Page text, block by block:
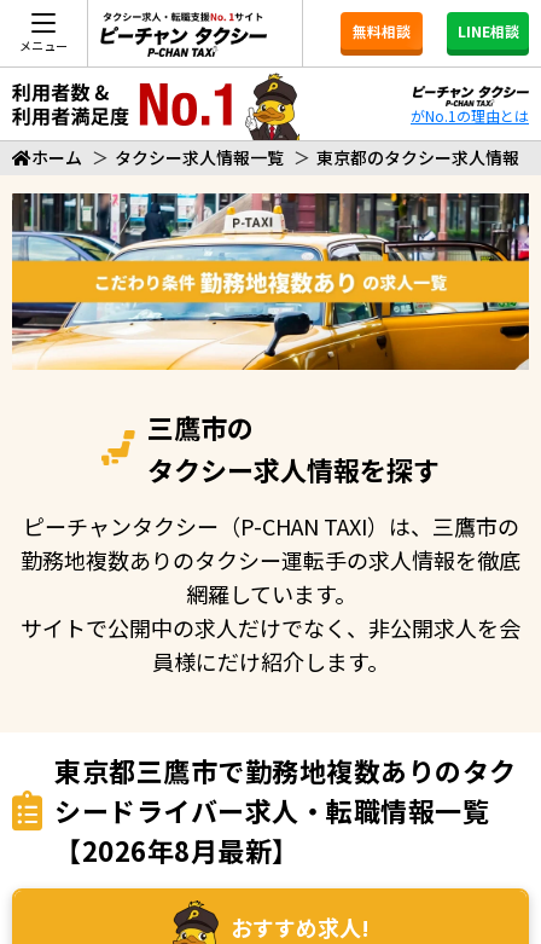
メニュー
無料相談 LINE相談
がNo.1の理由とは
ホーム ＞ タクシー求人情報一覧 ＞ 東京都のタクシー求人情報
三鷹市の
タクシー求人情報を探す
ピーチャンタクシー（P-CHAN TAXI）は、三鷹市の
勤務地複数ありのタクシー運転手の求人情報を徹底
網羅しています。
サイトで公開中の求人だけでなく、非公開求人を会
員様にだけ紹介します。
東京都三鷹市で勤務地複数ありのタク
シードライバー求人・転職情報一覧
【2026年8月最新】
おすすめ求人!